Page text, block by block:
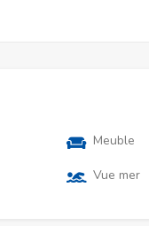
Meuble
Vue mer